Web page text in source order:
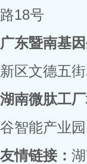
路18号
广东暨南基
新区文德五
湖南微肽工厂
谷智能产业
友情链接：